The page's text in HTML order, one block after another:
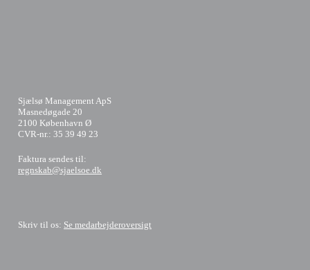
Sjælsø Management ApS
Masnedøgade 20
2100 København Ø
CVR-nr.: 35 39 49 23
​Faktura sendes til:
regnskab@sjaelsoe.dk
Skriv til os: Se medarbejderoversigt